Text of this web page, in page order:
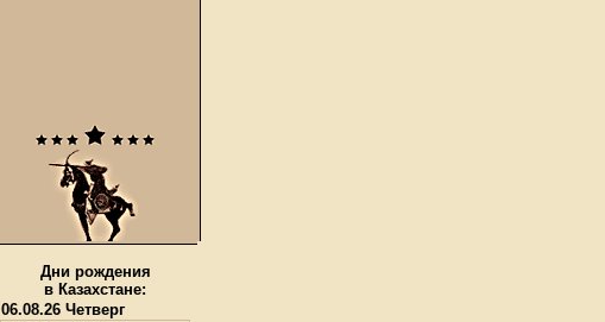
Дни рождения
в Казахстане:
06.08.26 Четверг